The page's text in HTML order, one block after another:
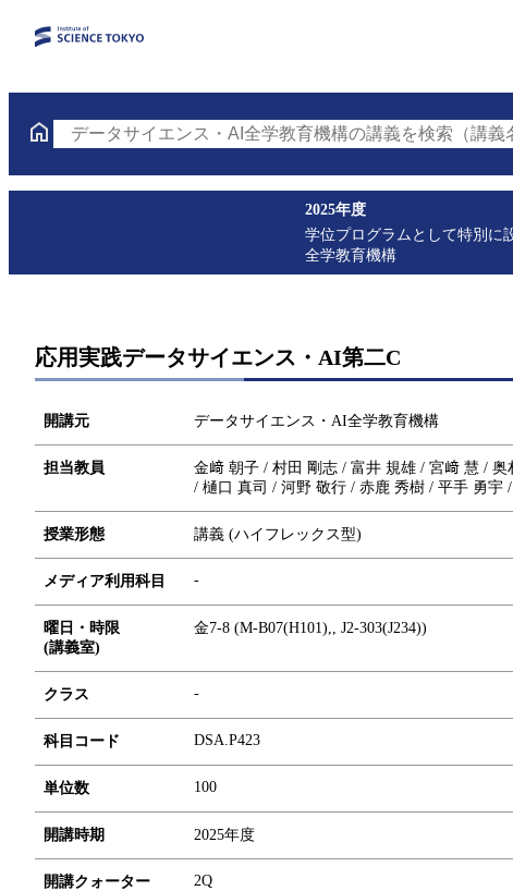
データサイエンス・AI全学教育機構の講義を検索（講義
2025年度
学位プログラムとして特別に
全学教育機構
応用実践データサイエンス・AI第二C
開講元 データサイエンス・AI全学教育機構
担当教員
金﨑 朝子 / 村田 剛志 / 富井 規雄 / 宮﨑 慧 /
/ 樋口 真司 / 河野 敬行 / 赤鹿 秀樹 / 平手 勇宇
授業形態 講義 (ハイフレックス型)
メディア利用科目 -
曜日・時限
(講義室)
金7-8 (M-B07(H101),, J2-303(J234))
クラス -
科目コード DSA.P423
単位数 100
開講時期 2025年度
開講クォーター 2Q